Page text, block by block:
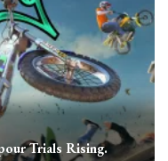
Trials Rising.